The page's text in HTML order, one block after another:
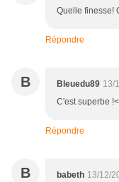
Quelle finesse!
Répondre
B Bleuedu89 13/
C'est superbe
Répondre
B babeth 13/12/